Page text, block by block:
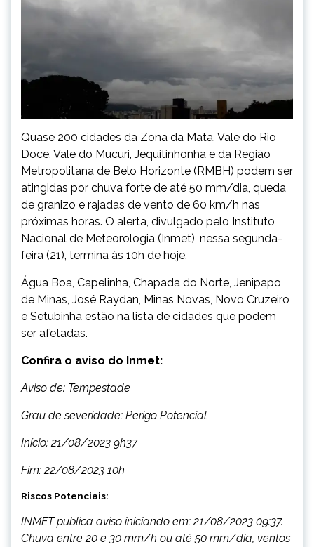
Quase 200 cidades da Zona da Mata, Vale do Rio
Doce, Vale do Mucuri, Jequitinhonha e da Região
Metropolitana de Belo Horizonte (RMBH) podem ser
atingidas por chuva forte de até 50 mm/dia, queda
de granizo e rajadas de vento de 60 km/h nas
próximas horas. O alerta, divulgado pelo Instituto
Nacional de Meteorologia (Inmet), nessa segunda-
feira (21), termina às 10h de hoje.
Água Boa, Capelinha, Chapada do Norte, Jenipapo
de Minas, José Raydan, Minas Novas, Novo Cruzeiro
e Setubinha estão na lista de cidades que podem
ser afetadas.
Confira o aviso do Inmet:
Aviso de: Tempestade
Grau de severidade: Perigo Potencial
Início: 21/08/2023 9h37
Fim: 22/08/2023 10h
Riscos Potenciais:
INMET publica aviso iniciando em: 21/08/2023 09:37.
Chuva entre 20 e 30 mm/h ou até 50 mm/dia, ventos